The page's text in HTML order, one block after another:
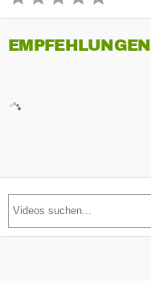
EMPFEHLUNGEN